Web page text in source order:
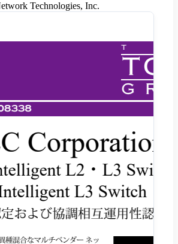
Technologies, Inc.